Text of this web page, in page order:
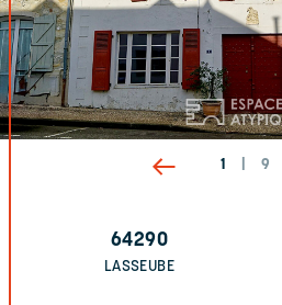
1 9
64290
LASSEUBE